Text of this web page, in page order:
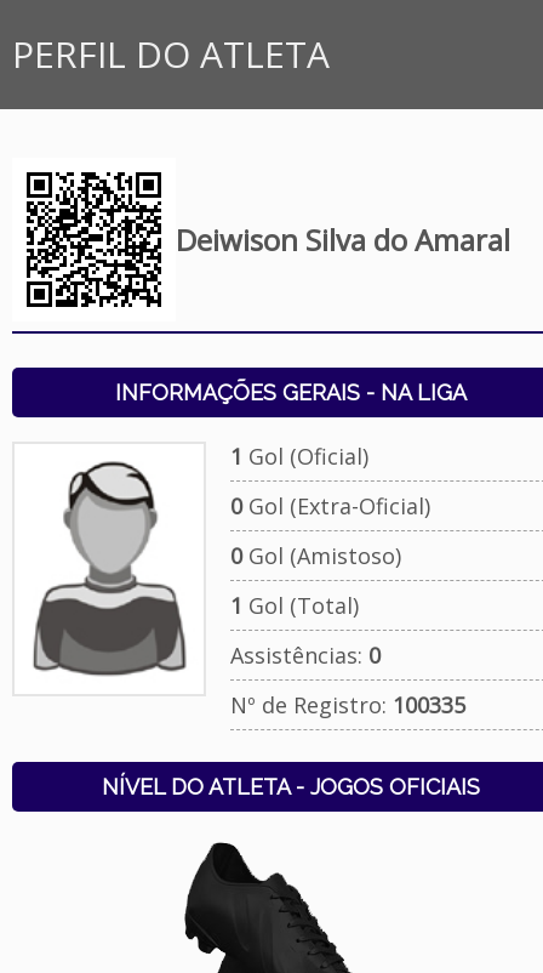
PERFIL DO ATLETA
Deiwison Silva do Amaral
INFORMAÇÕES GERAIS - NA LIGA
1 Gol (Oficial)
0Gol (Extra-Oficial)
0Gol (Amistoso)
1 Gol (Total)
Assistências: 0
Nº de Registro: 100335
NÍVEL DO ATLETA - JOGOS OFICIAIS